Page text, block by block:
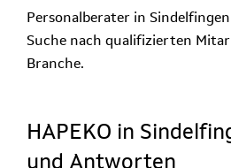
Personalberater in
Suche nach qualifizierten
Branche.
HAPEKO in
und Antworten